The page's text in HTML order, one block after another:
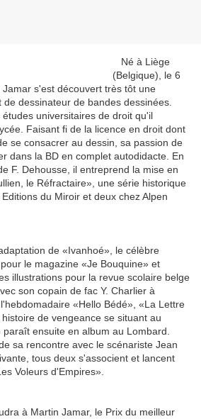
Né à Liège
(Belgique), le 6
s'est découvert très tôt une
dessinateur de bandes dessinées.
universitaires de droit qu'il
Faisant fi de la licence en droit dont
se consacrer au dessin, sa passion de
dans la BD en complet autodidacte. En
F. Dehousse, il entreprend la mise en
le Réfractaire», une série historique
du Miroir et deux chez Alpen
de «Ivanhoé», le célèbre
le magazine «Je Bouquine» et
illustrations pour la revue scolaire belge
son copain de fac Y. Charlier à
«Hello Bédé», «La Lettre
de vengeance se situant au
ensuite en album au Lombard.
sa rencontre avec le scénariste Jean
tous deux s'associent et lancent
Voleurs d'Empires».
à Martin Jamar, le Prix du meilleur